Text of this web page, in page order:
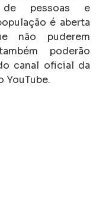
de pessoas e
é aberta
não puderem
poderão
canal oficial da
YouTube.